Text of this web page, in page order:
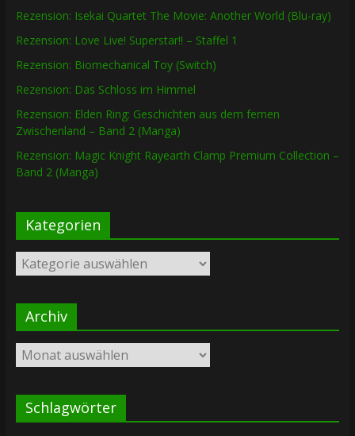
Rezension: Isekai Quartet The Movie: Another World (Blu-ray)
Rezension: Love Live! Superstar!! – Staffel 1
Rezension: Biomechanical Toy (Switch)
Rezension: Das Schloss im Himmel
Rezension: Elden Ring: Geschichten aus dem fernen
Zwischenland – Band 2 (Manga)
Rezension: Magic Knight Rayearth Clamp Premium Collection –
Band 2 (Manga)
Kategorien
Kategorien
Archiv
Archiv
Schlagwörter